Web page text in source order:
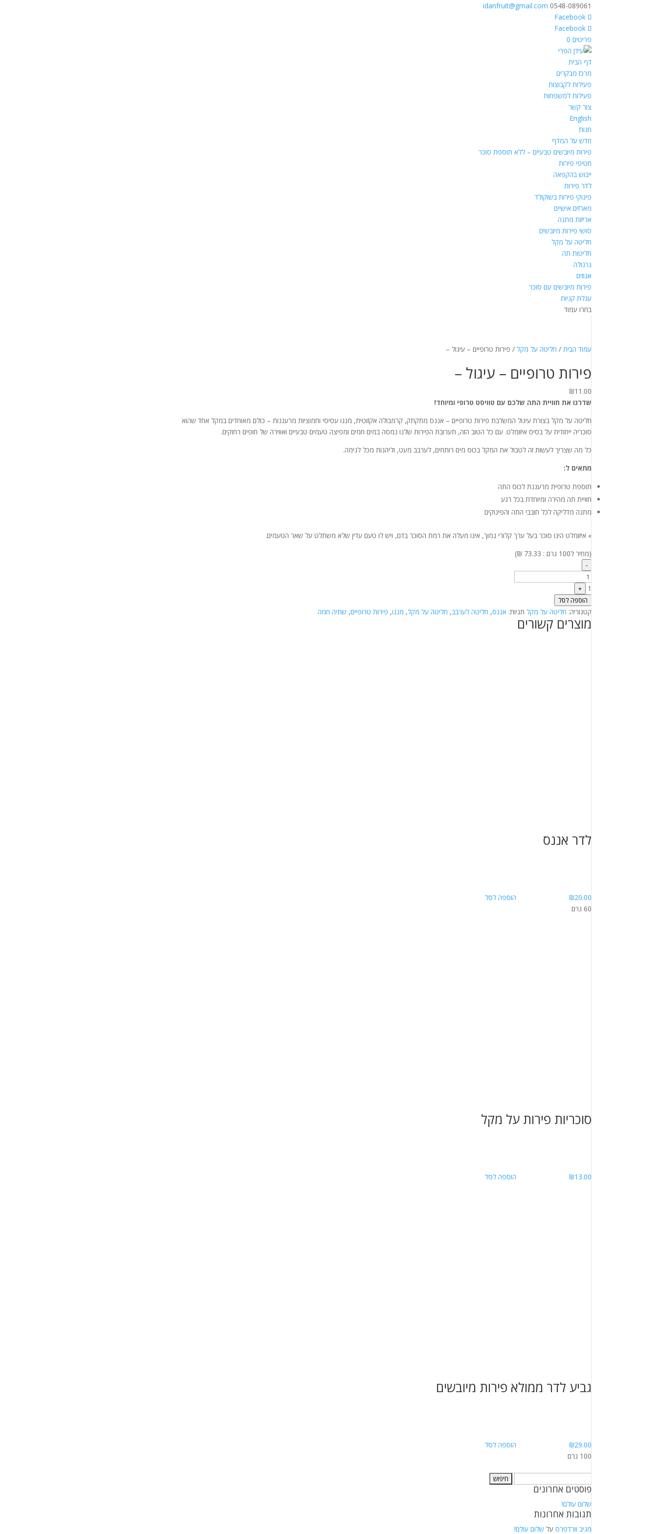
0548-089061
idanfruit@gmail.com
‏Facebook
‏Facebook
פריטים 0
דף הבית
מרכז מבקרים
פעילות לקבוצות
פעילות למשפחות
צור קשר
English
חנות
חדש על המדף
פירות מיובשים טבעיים – ללא תוספת סוכר
חטיפי פירות
ייבוש בהקפאה
לדר פירות
פינוקי פירות בשוקולד
מארזים אישיים
אריזות מתנה
סושי פירות מיובשים
חליטה על מקל
חליטות תה
גרנולה
אגוזים
פירות מיובשים עם סוכר
עגלת קניות
בחרו עמוד
עמוד הבית / חליטה על מקל / פירות טרופיים – עיגול –
פירות טרופיים – עיגול –
₪11.00
שדרגו את חוויית התה שלכם עם טוויסט טרופי ומיוחד!
חליטה על מקל בצורת עיגול המשלבת פירות טרופיים – אננס מתקתק, קרמבולה אקזוטית, מנגו עסיסי וחמוציות מרעננות – כולם מאוחדים במקל אחד שהוא
סוכריה ייחודית על בסיס איזומלט. עם כל הטוב הזה, תערובת הפירות שלנו נמסה במים חמים ומפיצה טעמים טבעיים ואווירה של חופים רחוקים.
כל מה שצריך לעשות זה לטבול את המקל בכוס מים רותחים, לערבב מעט, וליהנות מכל לגימה.
מתאים ל:
תוספת טרופית מרעננת לכוס התה
חוויית תה מהירה ומיוחדת בכל רגע
מתנה מדליקה לכל חובבי התה והפינוקים
» איזומלט הינו סוכר בעל ערך קלורי נמוך, אינו מעלה את רמת הסוכר בדם, ויש לו טעם עדין שלא משתלט על שאר הטעמים.
(מחיר ל100 גרם : 73.33 ₪)
Quantity
-
1
+
הוספה לסל
קטגוריה: חליטה על מקל תגיות: אננס, חליטה לערבב, חליטה על מקל, מנגו, פירות טרופיים, שתיה חמה
מוצרים קשורים
לדר אננס
₪20.00
הוספה לסל
60 גרם
סוכריות פירות על מקל
₪13.00 הוספה לסל
גביע לדר ממולא פירות מיובשים
₪29.00
הוספה לסל
100 גרם
פוסטים אחרונים
שלום עולם!
תגובות אחרונות
מגיב וורדפרס על שלום עולם!